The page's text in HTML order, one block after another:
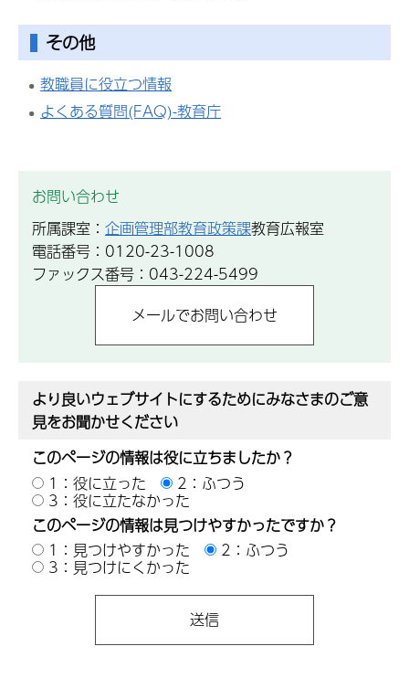
その他
教職員に役立つ情報
よくある質問(FAQ)-教育庁
お問い合わせ
所属課室： 企画管理部教育政策課教育広報室
電話番号：0120-23-1008
ファックス番号：043-224-5499
より良いウェブサイトにするためにみなさまのご意
見をお聞かせください
このページの情報は役に立ちましたか？
1：役に立った
2：ふつう
3：役に立たなかった
このページの情報は見つけやすかったですか？
1：見つけやすかった
2：ふつう
3：見つけにくかった